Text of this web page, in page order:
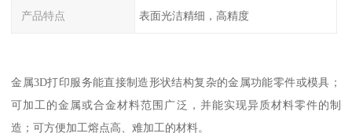
产品特点 表面光洁精细，高精度
金属3D打印服务能直接制造形状结构复杂的金属功能零件或模具；
可加工的金属或合金材料范围广泛，并能实现异质材料零件的制
造；可方便加工熔点高、难加工的材料。